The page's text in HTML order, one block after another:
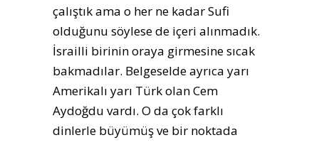
çalıştık ama o her ne kadar Sufi
olduğunu söylese de içeri alınmadık.
İsrailli birinin oraya girmesine sıcak
bakmadılar. Belgeselde ayrıca yarı
Amerikalı yarı Türk olan Cem
Aydoğdu vardı. O da çok farklı
dinlerle büyümüş ve bir noktada